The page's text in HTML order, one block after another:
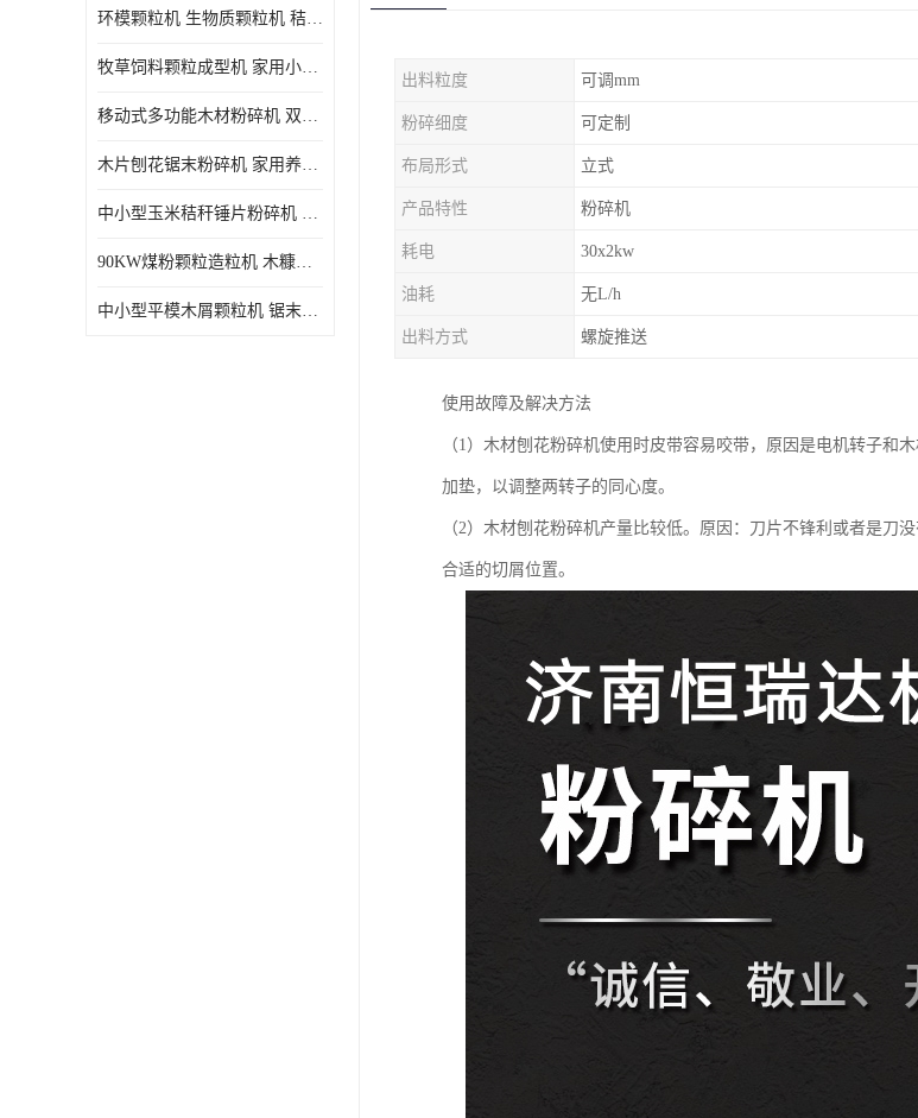
环模颗粒机 生物质颗粒机 秸秆木屑制粒机 木糠造粒机
牧草饲料颗粒成型机 家用小型饲料颗粒机 可定制
移动式多功能木材粉碎机 双进料口果树枝叶粉碎 木片边角料
木片刨花锯末粉碎机 家用养殖饲料玉米芯秸秆粉碎机械
中小型玉米秸秆锤片粉碎机 家用多功能打粉机 杂粮饲料粉碎设备
90KW煤粉颗粒造粒机 木糠稻壳制粒机 秸秆颗粒机
中小型平模木屑颗粒机 锯末刨花生物质燃料秸秆压缩颗粒机
出料粒度 可调mm
粉碎细度 可定制
布局形式 立式
产品特性 粉碎机
耗电 30x2kw
油耗 无L/h
出料方式 螺旋推送
使用故障及解决方法
（1）木材刨花粉碎机使用时皮带容易咬带，原因是电机转子和
加垫，以调整两转子的同心度。
（2）木材刨花粉碎机产量比较低。原因：刀片不锋利或者是刀
合适的切屑位置。